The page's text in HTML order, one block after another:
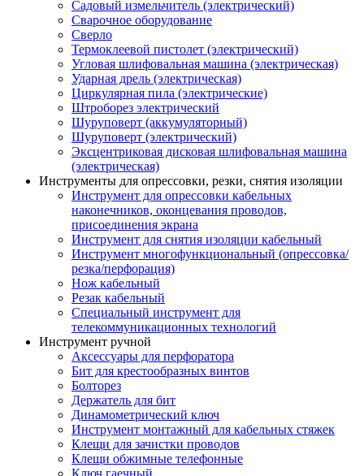
Садовый измельчитель (электрический)
Сварочное оборудование
Сверло
Термоклеевой пистолет (электрический)
Угловая шлифовальная машина (электрическая)
Ударная дрель (электрическая)
Циркулярная пила (электрические)
Штроборез электрический
Шуруповерт (аккумуляторный)
Шуруповерт (электрический)
Эксцентриковая дисковая шлифовальная машина
(электрическая)
Инструменты для опрессовки, резки, снятия изоляции
Инструмент для опрессовки кабельных
наконечников, оконцевания проводов,
присоединения экрана
Инструмент для снятия изоляции кабельный
Инструмент многофункциональный (опрессовка/
резка/перфорация)
Нож кабельный
Резак кабельный
Специальный инструмент для
телекоммуникационных технологий
Инструмент ручной
Аксессуары для перфоратора
Бит для крестообразных винтов
Болторез
Держатель для бит
Динамометрический ключ
Инструмент монтажный для кабельных стяжек
Клещи для зачистки проводов
Клещи обжимные телефонные
Ключ гаечный